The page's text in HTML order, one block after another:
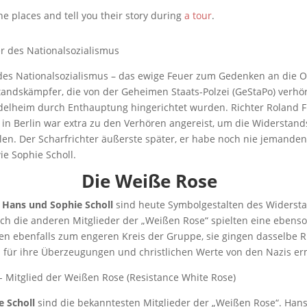
places and tell you their story during a tour.
Nationalsozialismus – das ewige Feuer zum Gedenken an die
die von der Geheimen Staats-Polzei (GeStaPo)
durch Enthauptung hingerichtet wurden. Richter Roland
Berlin war extra zu den Verhören angereist, um die
Der Scharfrichter äußerste später, er habe noch nie
Sophie Scholl.
Die Weiße Rose
und Sophie Schollsind heute Symbolgestalten des
die anderen Mitglieder der „Weißen Rose“ spielten eine
ebenfalls zum engeren Kreis der Gruppe, sie gingen dasselbe
ihre Überzeugungen und christlichen Werte von den Nazis
Schollsind die bekanntesten Mitglieder der „Weißen Rose“.